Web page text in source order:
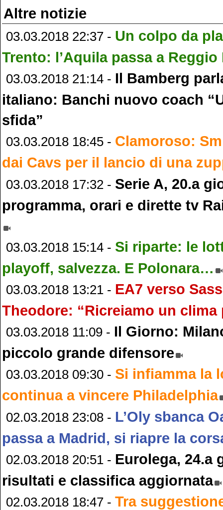
Altre notizie
03.03.2018 22:37 - Un colpo da
Trento: l’Aquila passa a Reggio
03.03.2018 21:14 - Il Bamberg
italiano: Banchi nuovo coach
sfida”
03.03.2018 18:45 - Clamoroso:
dai Cavs per il lancio di una
03.03.2018 17:32 - Serie A, 20.a
programma, orari e dirette tv
03.03.2018 15:14 - Si riparte: le
playoff, salvezza. E Polonara…
03.03.2018 13:21 - EA7 verso
Theodore: “Ricreiamo un clima
03.03.2018 11:09 - Il Giorno:
piccolo grande difensore
03.03.2018 09:30 - Si infiamma la
continua a vincere Philadelphia
02.03.2018 23:08 - L’Oly sbanca
passa a Madrid, si riapre la
02.03.2018 20:51 - Eurolega, 24.a
risultati e classifica aggiornata
02.03.2018 18:47 - Tra